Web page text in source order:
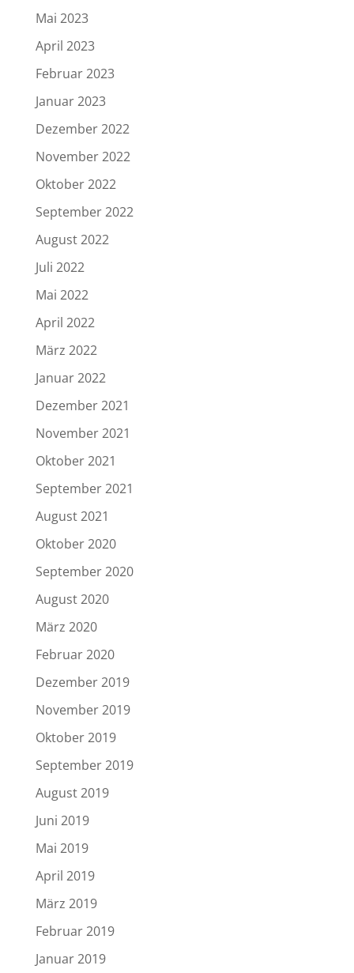
Mai 2023
April 2023
Februar 2023
Januar 2023
Dezember 2022
November 2022
Oktober 2022
September 2022
August 2022
Juli 2022
Mai 2022
April 2022
März 2022
Januar 2022
Dezember 2021
November 2021
Oktober 2021
September 2021
August 2021
Oktober 2020
September 2020
August 2020
März 2020
Februar 2020
Dezember 2019
November 2019
Oktober 2019
September 2019
August 2019
Juni 2019
Mai 2019
April 2019
März 2019
Februar 2019
Januar 2019